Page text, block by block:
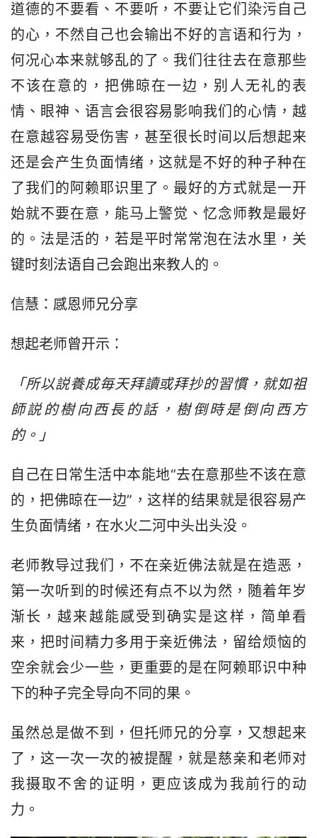
道德的不要看、不要听，不要让它们染污自己
的心，不然自己也会输出不好的言语和行为，
何况心本来就够乱的了。我们往往去在意那些
不该在意的，把佛晾在一边，别人无礼的表
情、眼神、语言会很容易影响我们的心情，越
在意越容易受伤害，甚至很长时间以后想起来
还是会产生负面情绪，这就是不好的种子种在
了我们的阿赖耶识里了。最好的方式就是一开
始就不要在意，能马上警觉、忆念师教是最好
的。法是活的，若是平时常常泡在法水里，关
键时刻法语自己会跑出来教人的。
信慧：感恩师兄分享
想起老师曾开示：
「所以説養成毎天拜讀或拜抄的習慣，就如祖
師説的樹向西長的話，樹倒時是倒向西方
的。」
自己在日常生活中本能地“去在意那些不该在意
的，把佛晾在一边”，这样的结果就是很容易产
生负面情绪，在水火二河中头出头没。
老师教导过我们，不在亲近佛法就是在造恶，
第一次听到的时候还有点不以为然，随着年岁
渐长，越来越能感受到确实是这样，简单看
来，把时间精力多用于亲近佛法，留给烦恼的
空余就会少一些，更重要的是在阿赖耶识中种
下的种子完全导向不同的果。
虽然总是做不到，但托师兄的分享，又想起来
了，这一次一次的被提醒，就是慈亲和老师对
我摄取不舍的证明，更应该成为我前行的动
力。